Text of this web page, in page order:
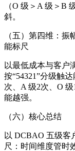
（O 级＞A 级＞B
斜。
（五）第四维：
能标尺
以最低成本与客户
按“54321”分级触
次、A 级2次、O
能越强。
（六）核心总结
以 DCBAO 五级客
尺：时间维度管时